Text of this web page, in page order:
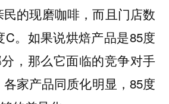
的现磨咖啡，而且门店数
C。如果说烘焙产品是85度
，那么它面临的竞争对手
家产品同质化明显，85度